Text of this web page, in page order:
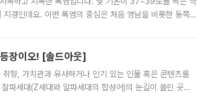
경인데요. 이번 폭염의 중심은 처음 영남을 비롯한 동쪽
장이오! [솔드아웃]
향, 가치관과 유사하거나 인기 있는 인물 혹은 콘텐츠를
세대(Z세대와 알파세대의 합성어)의 눈길이 쏠린 곳은